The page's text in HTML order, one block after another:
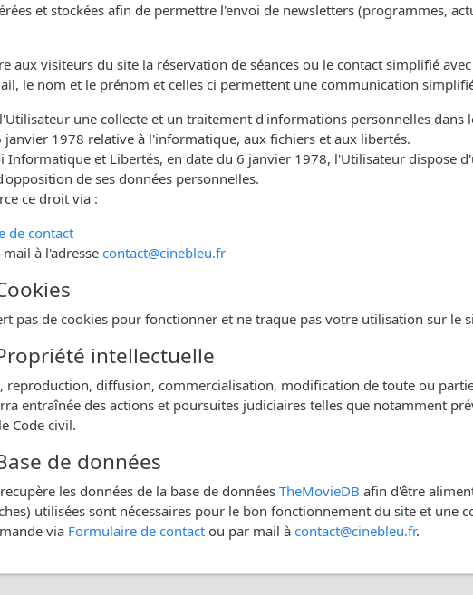
et stockées afin de permettre l'envoi de newsletters (programmes,
aux visiteurs du site la réservation de séances ou le contact simplifié
le nom et le prénom et celles ci permettent une communication
une collecte et un traitement d'informations personnelles
janvier 1978 relative à l'informatique, aux fichiers et aux libertés.
Informatique et Libertés, en date du 6 janvier 1978, l'Utilisateur dispose
de ses données personnelles.
ce droit via :
de contact
à l'adresse contact@cinebleu.fr
pas de cookies pour fonctionner et ne traque pas votre utilisation sur le
intellectuelle
reproduction, diffusion, commercialisation, modification de toute ou
entraînée des actions et poursuites judiciaires telles que notamment
Code civil.
de données
les données de la base de données TheMovieDB afin d'être
utilisées sont nécessaires pour le bon fonctionnement du site et une
via Formulaire de contactou par mail à contact@cinebleu.fr.